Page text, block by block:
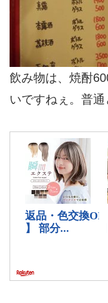
飲み物は、焼酎
いですねぇ。普通